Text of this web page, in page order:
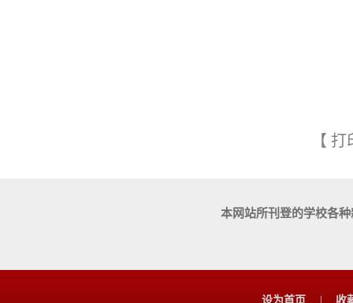
【 打
本网站所刊登的学校各
设为首页 | 收